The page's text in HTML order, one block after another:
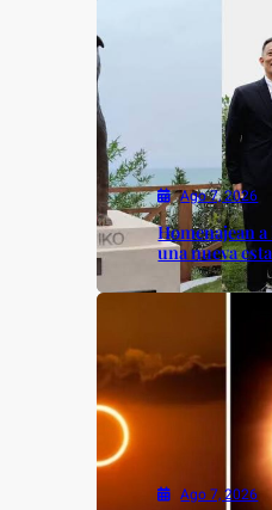
Ago 7, 2026
Homenajean
una nueva
Ago 7, 2026